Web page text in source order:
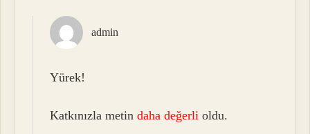
admin
Yürek!
Katkınızla metindaha değerli oldu.